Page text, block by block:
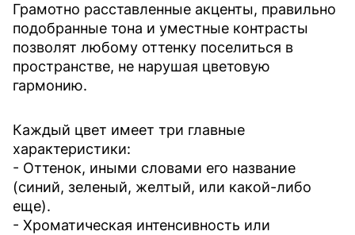
Грамотно расставленные акценты, правильно
подобранные тона и уместные контрасты
позволят любому оттенку поселиться в
пространстве, не нарушая цветовую
гармонию.
Каждый цвет имеет три главные
характеристики:
- Оттенок, иными словами его название
(синий, зеленый, желтый, или какой-либо
еще).
- Хроматическая интенсивность или